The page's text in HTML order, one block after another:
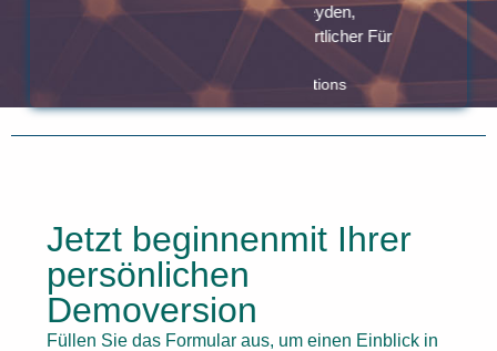
Oliver Heyden,
Verantwortlicher Für
Pressrelations
Jetzt beginnenmit Ihrer
persönlichen
Demoversion
Füllen Sie das Formular aus, um einen Einblick in